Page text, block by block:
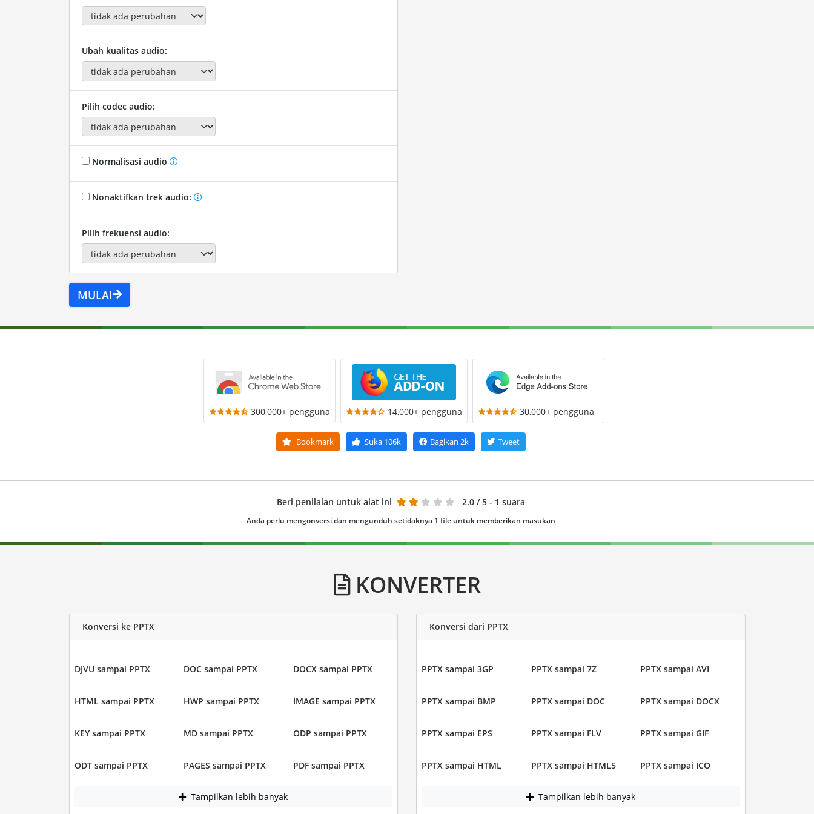
Ubah kualitas audio:
Pilih codec audio:
Normalisasi audio
Nonaktifkan trek audio:
Pilih frekuensi audio:
MULAI
300,000+ pengguna 14,000+ pengguna 30,000+ pengguna
Bookmark Suka 106k Bagikan 2k Tweet
Beri penilaian untuk alat ini 2.0 / 5 - 1 suara
Anda perlu mengonversi dan mengunduh setidaknya 1 file untuk memberikan masukan
KONVERTER
Konversi ke PPTX
DJVU sampai PPTX DOC sampai PPTX DOCX sampai PPTX
HTML sampai PPTX HWP sampai PPTX IMAGE sampai PPTX
KEY sampai PPTX MD sampai PPTX ODP sampai PPTX
ODT sampai PPTX PAGES sampai PPTX PDF sampai PPTX
Tampilkan lebih banyak
Konversi dari PPTX
PPTX sampai 3GP PPTX sampai 7Z PPTX sampai AVI
PPTX sampai BMP PPTX sampai DOC PPTX sampai DOCX
PPTX sampai EPS PPTX sampai FLV PPTX sampai GIF
PPTX sampai HTML PPTX sampai HTML5 PPTX sampai ICO
Tampilkan lebih banyak